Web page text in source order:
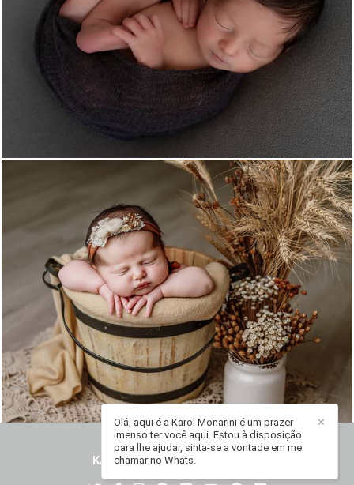
1138 19
208 0
KAROL MONARINI/
✕
Olá, aqui é a Karol Monarini é um prazer
imenso ter você aqui. Estou à disposição
para lhe ajudar, sinta-se a vontade em me
chamar no Whats.